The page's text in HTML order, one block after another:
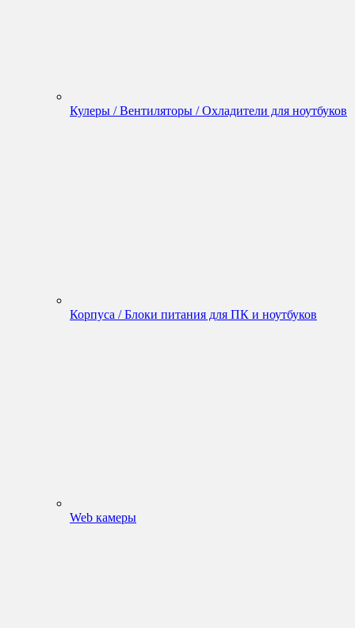
Кулеры / Вентиляторы / Охладители для ноутбуков
Корпуса / Блоки питания для ПК и ноутбуков
Web камеры